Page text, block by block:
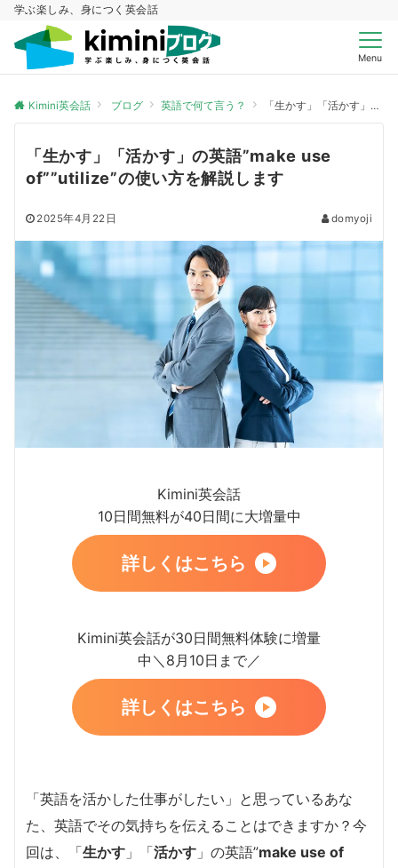
学ぶ楽しみ、身につく英会話
Menu
Kimini英会話 ブログ 英語で何て言う？ 「生かす」「活かす」の英語”make use of””utilize”の使い方を解説します
「生かす」「活かす」の英語”make use
of””utilize”の使い方を解説します
2025年4月22日 domyoji
Kimini英会話
10日間無料が40日間に大増量中
詳しくはこちら
Kimini英会話が30日間無料体験に増量
中＼8月10日まで／
詳しくはこちら
「英語を活かした仕事がしたい」と思っているあな
た、英語でその気持ちを伝えることはできますか？今
回は、「生かす 」「活かす 」の英語”make use of